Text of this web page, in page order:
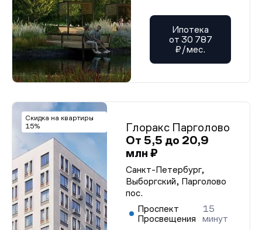
Ипотека
от 30 787
₽/мес.
Скидка на квартиры
15%
Глоракс Парголово
От 5,5 до 20,9
млн ₽
Санкт-Петербург,
Выборгский, Парголово
пос.
Проспект
Просвещения
15
минут